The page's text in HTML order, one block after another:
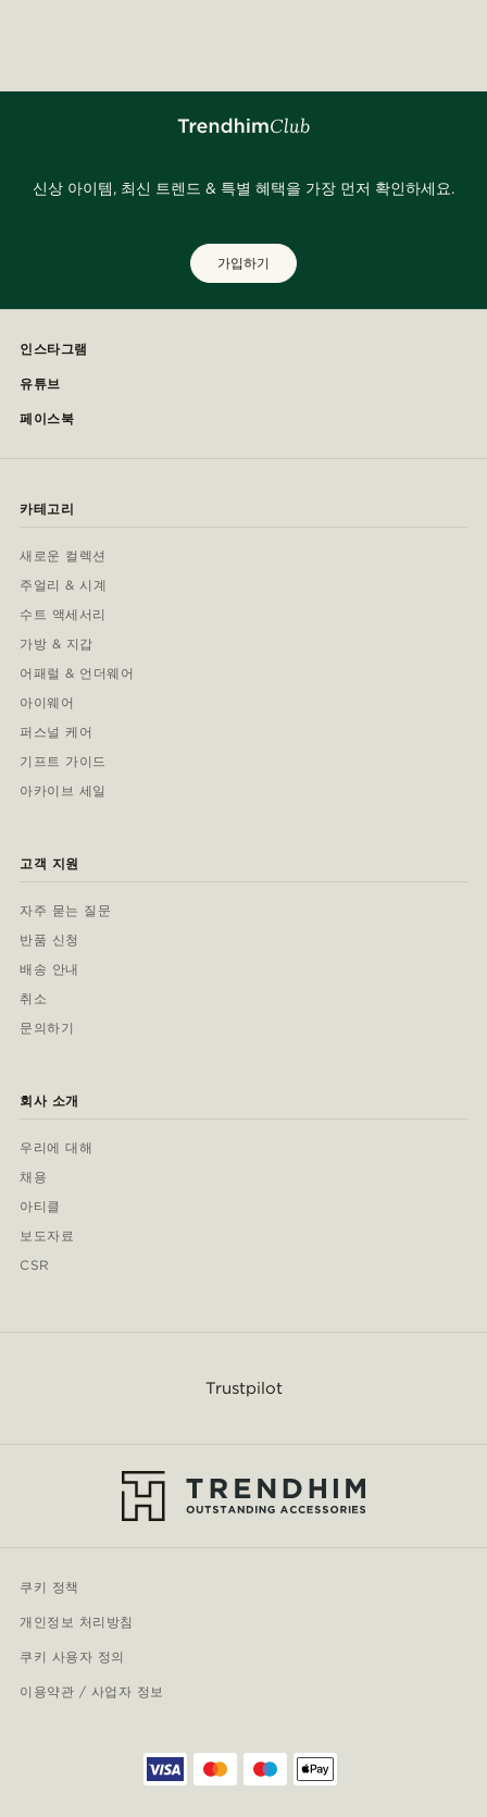
신상 아이템, 최신 트렌드 & 특별 혜택을 가장 먼저 확인하세요.
가입하기
인스타그램
유튜브
페이스북
카테고리
새로운 컬렉션
주얼리 & 시계
수트 액세서리
가방 & 지갑
어패럴 & 언더웨어
아이웨어
퍼스널 케어
기프트 가이드
아카이브 세일
고객 지원
자주 묻는 질문
반품 신청
배송 안내
취소
문의하기
회사 소개
우리에 대해
채용
아티클
보도자료
CSR
Trustpilot
쿠키 정책
개인정보 처리방침
쿠키 사용자 정의
이용약관 / 사업자 정보